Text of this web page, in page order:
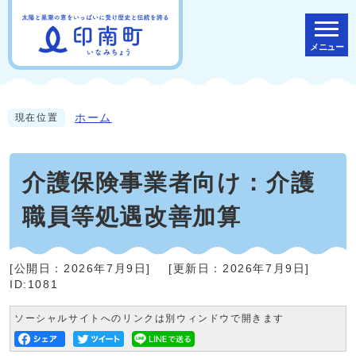
メニュー
現在位置 ホーム
介護保険事業者向け：介護
職員等処遇改善加算
[公開日： 2026年7月9日] [更新日：2026年7月9日]
ID:1081
ソーシャルサイトへのリンクは別ウィンドウで開きます